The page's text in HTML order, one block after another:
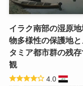
イラク南部の湿原地
物多様性の保護地
タミア都市群の残
観
4.0